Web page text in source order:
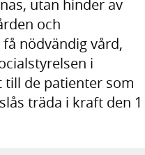
utan hinder av
och
nödvändig vård,
i
de patienter som
träda i kraft den 1